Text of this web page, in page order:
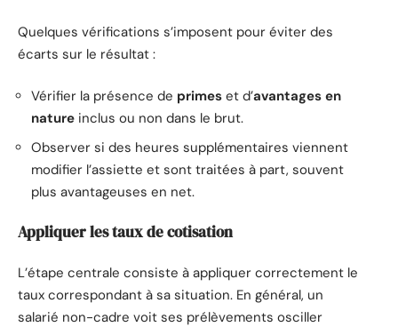
Quelques vérifications s’imposent pour éviter des
écarts sur le résultat :
Vérifier la présence de primes et d’avantages en
nature inclus ou non dans le brut.
Observer si des heures supplémentaires viennent
modifier l’assiette et sont traitées à part, souvent
plus avantageuses en net.
Appliquer les taux de cotisation
L’étape centrale consiste à appliquer correctement le
taux correspondant à sa situation. En général, un
salarié non-cadre voit ses prélèvements osciller